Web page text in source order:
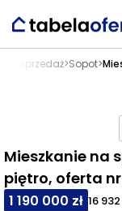
na sprzedaż>Sopot>
Mieszkanie na
piętro, oferta nr
1 190 000 zł 16